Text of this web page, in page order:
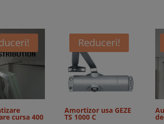
cursa 400
Reduceri!
Amortizor usa GEZE
TS 1000 C